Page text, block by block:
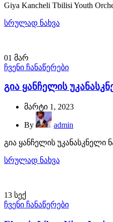
Giya Kancheli Tbilisi Youth
სრულად ნახვა
01 მარ
ჩვენი ჩანაწერები
გია ყანჩელის
მარტი 1, 2023
By admin
გია ყანჩელის
სრულად ნახვა
13 სექ
ჩვენი ჩანაწერები